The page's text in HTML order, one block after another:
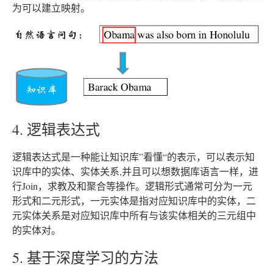
为可以建立映射。
4. 逻辑表达式
逻辑表达式是一种能让知识库”看懂“的表示，可以表示知
识库中的实体、实体关系,并且可以想数据库语言一样，进
行Join，求教及和聚合等操作。逻辑形式通常可分为一元
形式和二元形式，一元实体是指对应知识库中的实体，二
元实体关系是对应知识库中所有与该实体相关的三元组中
的实体对。
5. 基于深度学习的方法